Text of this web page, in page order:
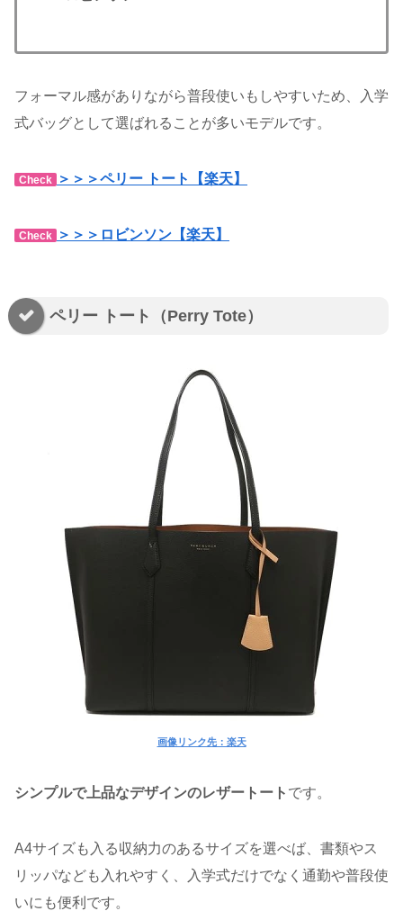
フォーマル感がありながら普段使いもしやすいため、入学
式バッグとして選ばれることが多いモデルです。
Check ＞＞＞ペリー トート【楽天】
Check ＞＞＞ロビンソン【楽天】
ペリー トート（Perry Tote）
画像リンク先：楽天
シンプルで上品なデザインのレザートート です。
A4サイズも入る収納力のあるサイズを選べば、書類やス
リッパなども入れやすく、入学式だけでなく通勤や普段使
いにも便利です。